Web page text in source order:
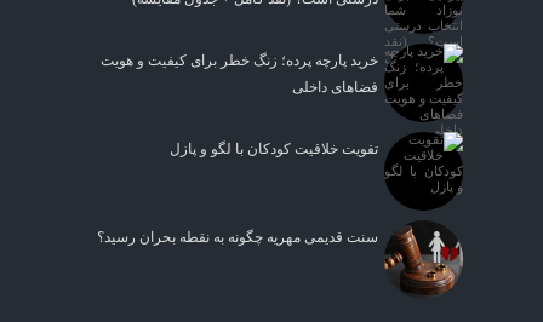
خرید پارچه پرده؛ زنگ خطر برای کیفیت و هویت
فضاهای داخلی
تقویت خلاقیت کودکان با لگو و پازل
سنت قدیمی مهریه چگونه به نقطه بحران رسید؟